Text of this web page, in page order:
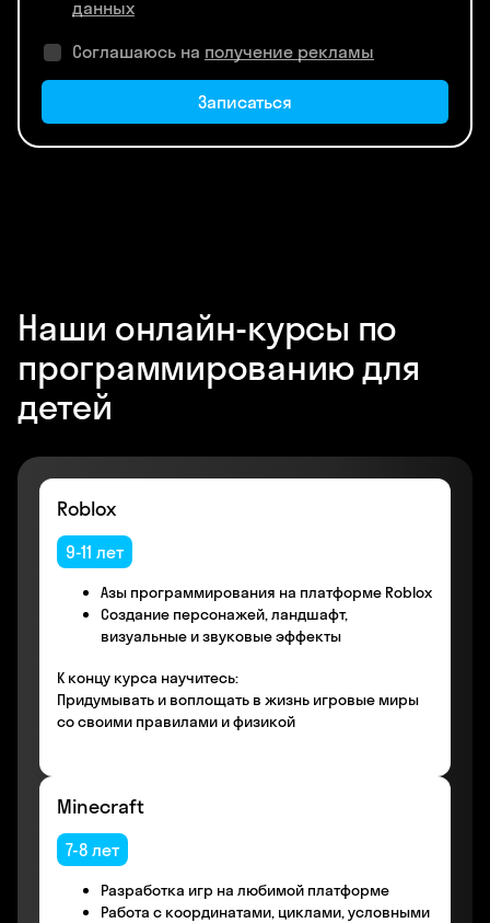
данных
Соглашаюсь на получение рекламы
Записаться
Наши онлайн-курсы по
программированию для
детей
Roblox
9-11 лет
Азы программирования на платформе Roblox
Создание персонажей, ландшафт,
визуальные и звуковые эффекты
К концу курса научитесь:
Придумывать и воплощать в жизнь игровые миры
со своими правилами и физикой
Minecraft
7-8 лет
Разработка игр на любимой платформе
Работа с координатами, циклами, условными